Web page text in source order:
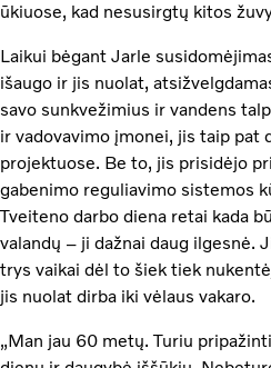
ūkiuose, kad nesusirgtų kitos
Laikui bėgant Jarle
išaugo ir jis nuolat,
savo sunkvežimius ir vandens
ir vadovavimo įmonei, jis taip pat
projektuose. Be to, jis prisidėjo
gabenimo reguliavimo sistemos
Tveiteno darbo diena retai kada
valandų – ji dažnai daug ilgesnė.
trys vaikai dėl to šiek tiek
jis nuolat dirba iki vėlaus vakaro.
„Man jau 60 metų. Turiu